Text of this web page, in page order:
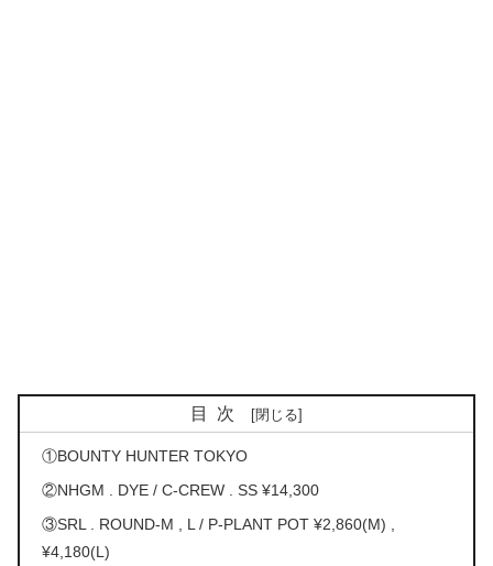
目次
①BOUNTY HUNTER TOKYO
②NHGM . DYE / C-CREW . SS ¥14,300
③SRL . ROUND-M , L / P-PLANT POT ¥2,860(M) ,
¥4,180(L)